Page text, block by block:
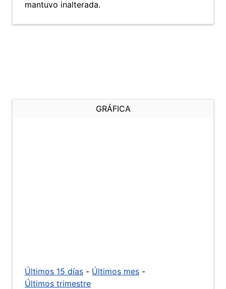
mantuvo inalterada.
GRÁFICA
Últimos 15 días - Últimos mes -
Últimos trimestre